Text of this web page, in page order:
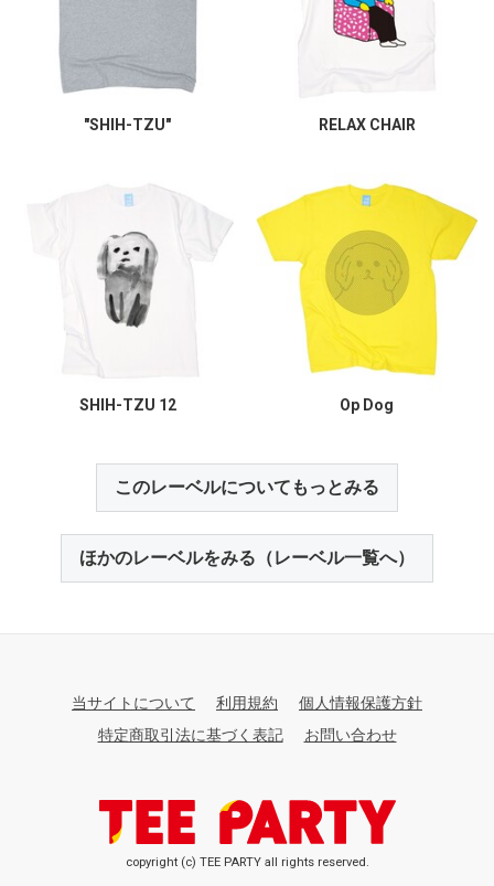
"SHIH-TZU" RELAX CHAIR
SHIH-TZU 12 Op Dog
このレーベルについてもっとみる
ほかのレーベルをみる（レーベル一覧へ）
当サイトについて 利用規約
個人情報保護方針
特定商取引法に基づく表記
お問い合わせ
copyright (c) TEE PARTY all rights reserved.